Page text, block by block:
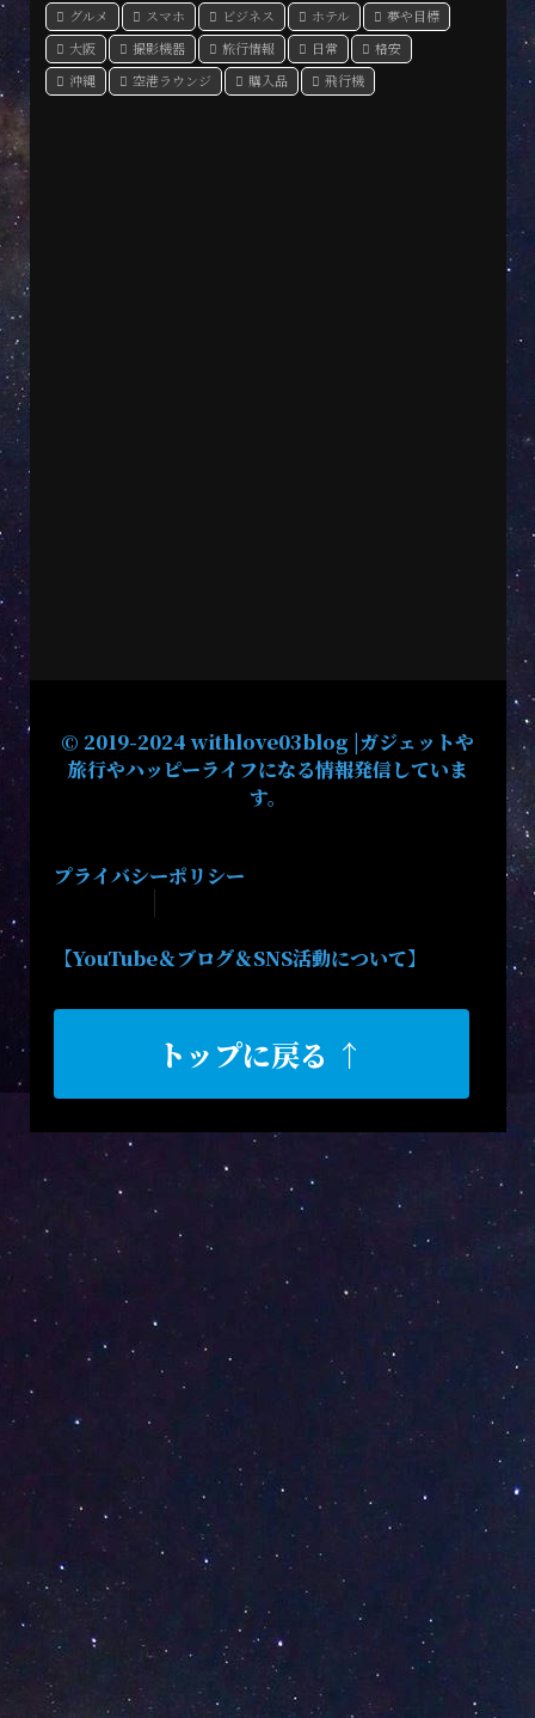
グルメ
スマホ ビジネス ホテル
夢や目標
大阪
撮影機器 旅行情報 日常
格安
沖縄
空港ラウンジ 購入品 飛行機
© 2019-2024 withlove03blog |ガジェットや
旅行やハッピーライフになる情報発信していま
す。
プライバシーポリシー
【YouTube＆ブログ＆SNS活動について】
トップに戻る ↑